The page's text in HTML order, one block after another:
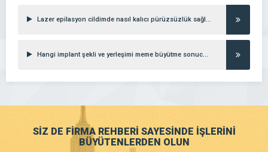
Lazer epilasyon cildimde nasıl kalıcı pürüzsüzlük sağlar?
Hangi implant şekli ve yerleşimi meme büyütme sonucunu en doğal gösterir?
SİZ DE FİRMA REHBERİ SAYESİNDE İŞLERİNİ
BÜYÜTENLERDEN OLUN